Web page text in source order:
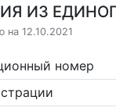
ИЗ
на 12.10.2021
номер